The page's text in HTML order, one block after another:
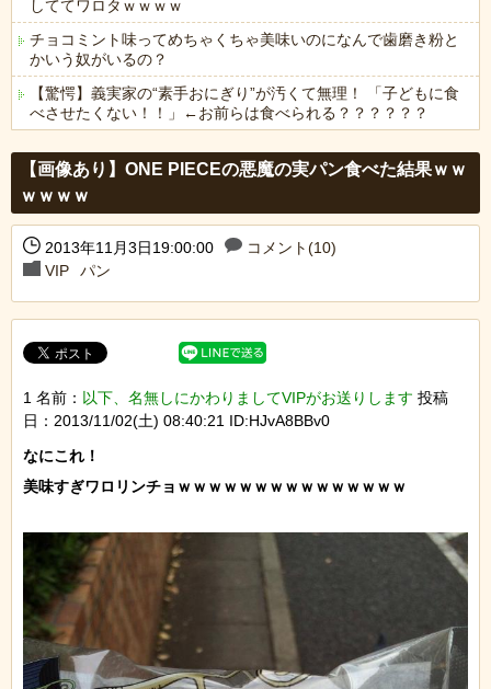
しててワロタｗｗｗｗ
チョコミント味ってめちゃくちゃ美味いのになんで歯磨き粉と
かいう奴がいるの？
【驚愕】義実家の“素手おにぎり”が汚くて無理！ 「子どもに食
べさせたくない！！」←お前らは食べられる？？？？？？
【画像あり】ONE PIECEの悪魔の実パン食べた結果ｗｗ
ｗｗｗｗ
2013年11月3日19:00:00
コメント(10)
VIP
パン
1 名前： 以下、名無しにかわりましてVIPがお送りします 投稿
日：2013/11/02(土) 08:40:21 ID:HJvA8BBv0
なにこれ！
美味すぎワロリンチョｗｗｗｗｗｗｗｗｗｗｗｗｗｗｗ